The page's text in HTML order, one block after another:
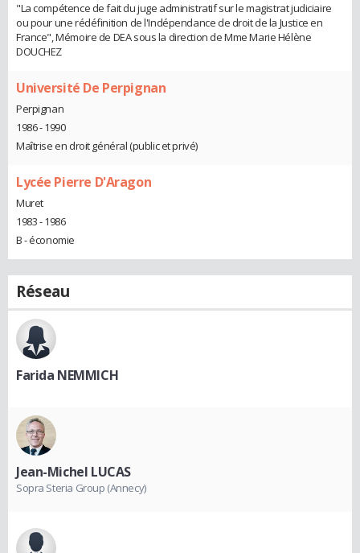
"La compétence de fait du juge administratif sur le magistrat judiciaire
ou pour une rédéfinition de l'Indépendance de droit de la Justice en
France", Mémoire de DEA sous la direction de Mme Marie Hélène
DOUCHEZ
Université De Perpignan
Perpignan
1986 - 1990
Maîtrise en droit général (public et privé)
Lycée Pierre D'Aragon
Muret
1983 - 1986
B - économie
Réseau
Farida NEMMICH
Jean-Michel LUCAS
Sopra Steria Group (Annecy)